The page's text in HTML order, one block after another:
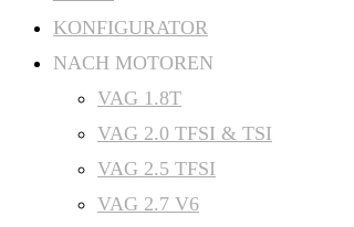
KONFIGURATOR
NACH MOTOREN
VAG 1.8T
VAG 2.0 TFSI & TSI
VAG 2.5 TFSI
VAG 2.7 V6